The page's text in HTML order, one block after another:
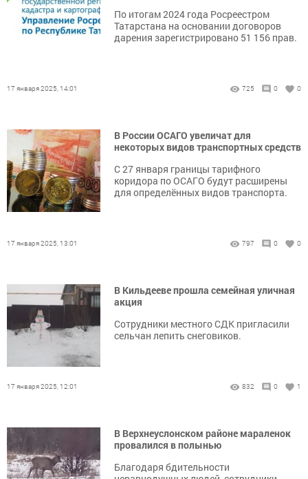
По итогам 2024 года Росреестром
Татарстана на основании договоров
дарения зарегистрировано 51 156 прав.
17 января 2025, 14:01 725 0 0
В России ОСАГО увеличат для
некоторых видов транспортных средств
С 27 января границы тарифного
коридора по ОСАГО будут расширены
для определённых видов транспорта.
17 января 2025, 13:01 797 0 0
В Кильдееве прошла семейная уличная
акция
Сотрудники местного СДК пригласили
сельчан лепить снеговиков.
17 января 2025, 12:01 832 0 1
В Верхнеуслонском районе мараленок
провалился в полынью
Благодаря бдительности